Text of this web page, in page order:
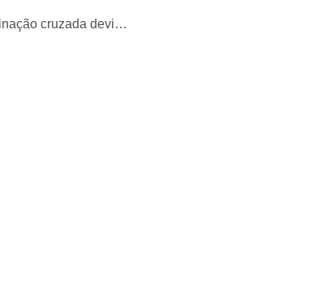
Minimizar a contaminação cruzada devido à retenção de linha durante a troca de soluções com múltiplos componentes (tempo de CIP/SIP, uso de solventes, verificação)?